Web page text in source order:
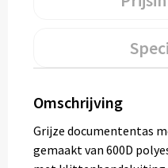
Snoep
Muntjes
Omschrijving
Grijze documententas
gemaakt van 600D